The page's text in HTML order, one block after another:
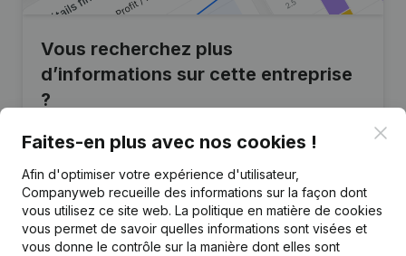
Vous recherchez plus
d’informations sur cette entreprise
?
Consulter la santé en un coup d'oeil
granulaires
Recevez des mises à jour sur les développements
importants
Faites-en plus avec nos cookies !
Afin d'optimiser votre expérience d'utilisateur,
Companyweb recueille des informations sur la façon dont
vous utilisez ce site web. La politique en matière de cookies
vous permet de savoir quelles informations sont visées et
vous donne le contrôle sur la manière dont elles sont